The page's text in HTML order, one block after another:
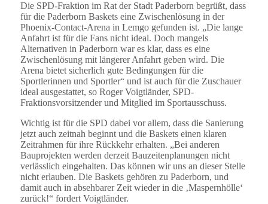
Die SPD-Fraktion im Rat der Stadt Paderborn begrüßt, dass
für die Paderborn Baskets eine Zwischenlösung in der
Phoenix-Contact-Arena in Lemgo gefunden ist. „Die lange
Anfahrt ist für die Fans nicht ideal. Doch mangels
Alternativen in Paderborn war es klar, dass es eine
Zwischenlösung mit längerer Anfahrt geben wird. Die
Arena bietet sicherlich gute Bedingungen für die
Sportlerinnen und Sportler“ und ist auch für die Zuschauer
ideal ausgestattet, so Roger Voigtländer, SPD-
Fraktionsvorsitzender und Mitglied im Sportausschuss.
Wichtig ist für die SPD dabei vor allem, dass die Sanierung
jetzt auch zeitnah beginnt und die Baskets einen klaren
Zeitrahmen für ihre Rückkehr erhalten. „Bei anderen
Bauprojekten werden derzeit Bauzeitenplanungen nicht
verlässlich eingehalten. Das können wir uns an dieser Stelle
nicht erlauben. Die Baskets gehören zu Paderborn, und
damit auch in absehbarer Zeit wieder in die ‚Maspernhölle‘
zurück!“ fordert Voigtländer.